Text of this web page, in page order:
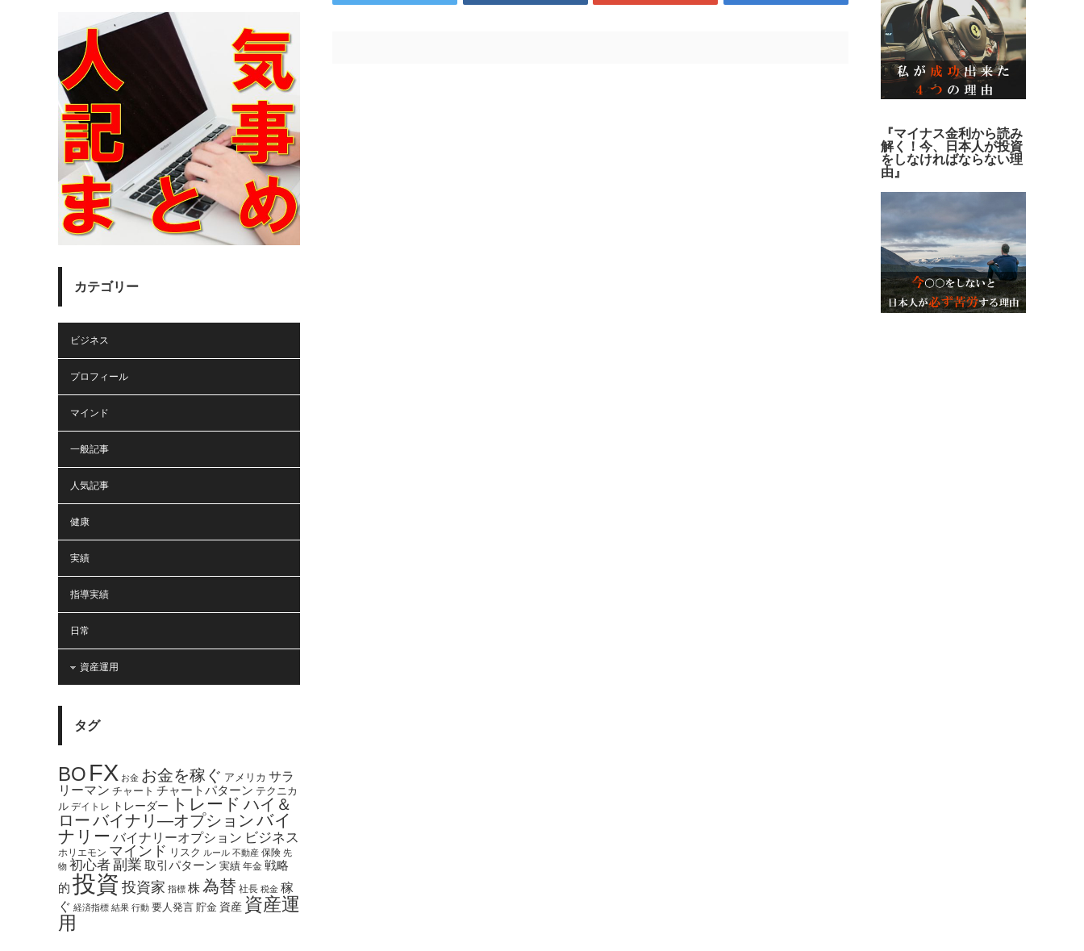
カテゴリー
ビジネス
プロフィール
マインド
一般記事
人気記事
健康
実績
指導実績
日常
資産運用
タグ
BO FX お金 お金を稼ぐ アメリカ サラ
リーマン チャート チャートパターン テクニカ
ル デイトレ トレーダー トレード ハイ＆
ローバイナリ―オプションバイ
ナリー バイナリーオプション ビジネス
ホリエモン マインド リスク ルール 不動産 保険 先
物 初心者副業 取引パターン 実績 年金 戦略
的 投資 投資家 指標 株為替 社長 税金 稼
ぐ 経済指標 結果 行動 要人発言 貯金 資産 資産運
用
『マイナス金利から読み
解く！今、日本人が投資
をしなければならない理
由』